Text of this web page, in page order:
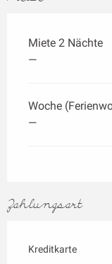
Miete 2 Nächte
—
Woche
—
Zahlungsart
Kreditkarte